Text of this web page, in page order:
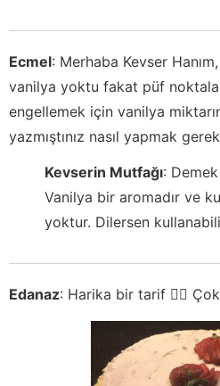
Ecmel: Merhaba Kevser
vanilya yoktu fakat püf
engellemek için vanilya
yazmıştınız nasıl yapmak
Kevserin Mutfağı:
Vanilya bir aromadır ve
yoktur. Dilersen
Edanaz: Harika bir tarif 👍🏻